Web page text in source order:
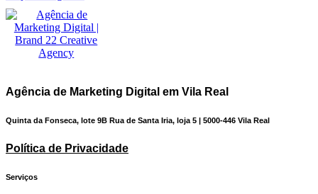
Agência de Marketing Digital em Vila Real
Quinta da Fonseca, lote 9B Rua de Santa Iria, loja 5 | 5000-446 Vila Real
Política de Privacidade
Serviços